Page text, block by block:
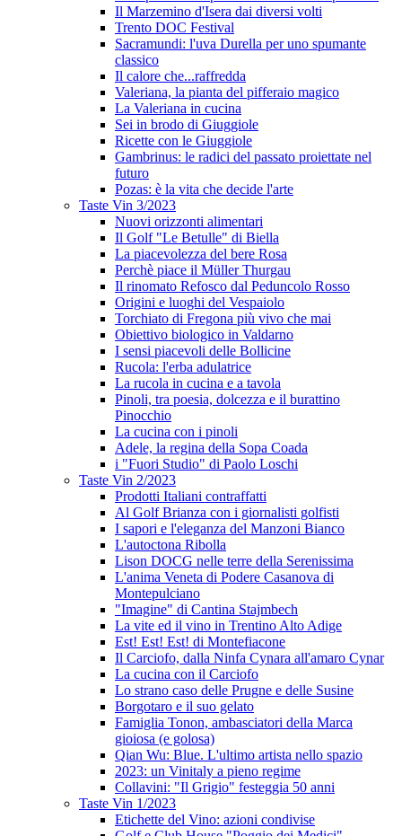
Il Marzemino d'Isera dai diversi volti
Trento DOC Festival
Sacramundi: l'uva Durella per uno spumante
classico
Il calore che...raffredda
Valeriana, la pianta del pifferaio magico
La Valeriana in cucina
Sei in brodo di Giuggiole
Ricette con le Giuggiole
Gambrinus: le radici del passato proiettate nel
futuro
Pozas: è la vita che decide l'arte
Taste Vin 3/2023
Nuovi orizzonti alimentari
Il Golf "Le Betulle" di Biella
La piacevolezza del bere Rosa
Perchè piace il Müller Thurgau
Il rinomato Refosco dal Peduncolo Rosso
Origini e luoghi del Vespaiolo
Torchiato di Fregona più vivo che mai
Obiettivo biologico in Valdarno
I sensi piacevoli delle Bollicine
Rucola: l'erba adulatrice
La rucola in cucina e a tavola
Pinoli, tra poesia, dolcezza e il burattino
Pinocchio
La cucina con i pinoli
Adele, la regina della Sopa Coada
i "Fuori Studio" di Paolo Loschi
Taste Vin 2/2023
Prodotti Italiani contraffatti
Al Golf Brianza con i giornalisti golfisti
I sapori e l'eleganza del Manzoni Bianco
L'autoctona Ribolla
Lison DOCG nelle terre della Serenissima
L'anima Veneta di Podere Casanova di
Montepulciano
"Imagine" di Cantina Stajmbech
La vite ed il vino in Trentino Alto Adige
Est! Est! Est! di Montefiacone
Il Carciofo, dalla Ninfa Cynara all'amaro Cynar
La cucina con il Carciofo
Lo strano caso delle Prugne e delle Susine
Borgotaro e il suo gelato
Famiglia Tonon, ambasciatori della Marca
gioiosa (e golosa)
Qian Wu: Blue. L'ultimo artista nello spazio
2023: un Vinitaly a pieno regime
Collavini: "Il Grigio" festeggia 50 anni
Taste Vin 1/2023
Etichette del Vino: azioni condivise